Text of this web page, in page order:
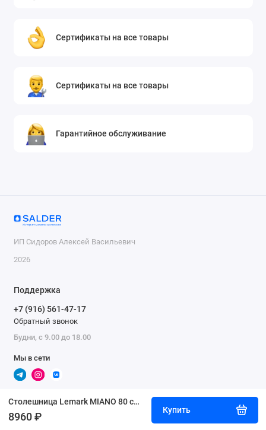
Столешница Lemark MIANO 80 см под 1 раковину из стекла, цвет: Белый
8960 ₽
Купить
Сертификаты на все товары
Сертификаты на все товары
Гарантийное обслуживание
ИП Сидоров Алексей Васильевич
2026
Поддержка
+7 (916) 561-47-17
Обратный звонок
Будни, с 9.00 до 18.00
Мы в сети